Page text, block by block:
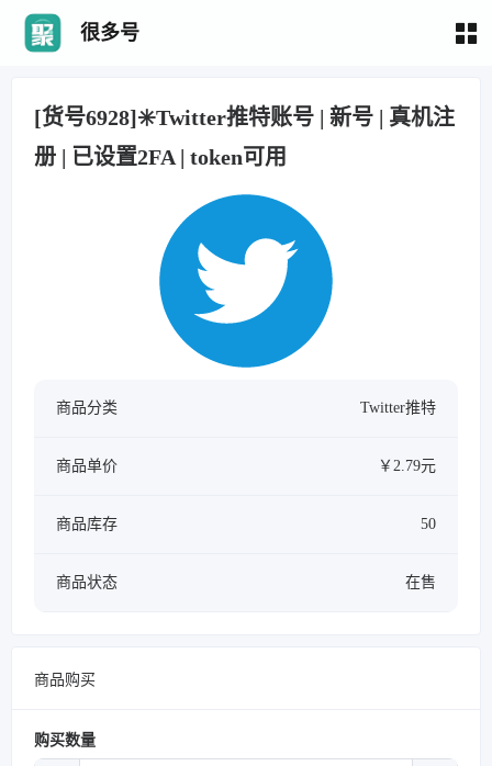
很多号
[货号6928]✳️Twitter推特账号 | 新号 | 真机注
册 | 已设置2FA | token可用
商品分类 Twitter推特
商品单价 ￥2.79元
商品库存 50
商品状态 在售
商品购买
购买数量